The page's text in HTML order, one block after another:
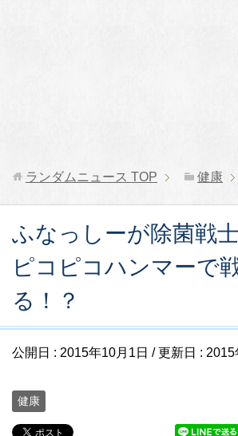
ランダムニュース TOP 健康
ふなっしーが除菌戦
ピコピコハンマーで
る！？
公開日 : 2015年10月1日 / 更新日 : 2015
健康